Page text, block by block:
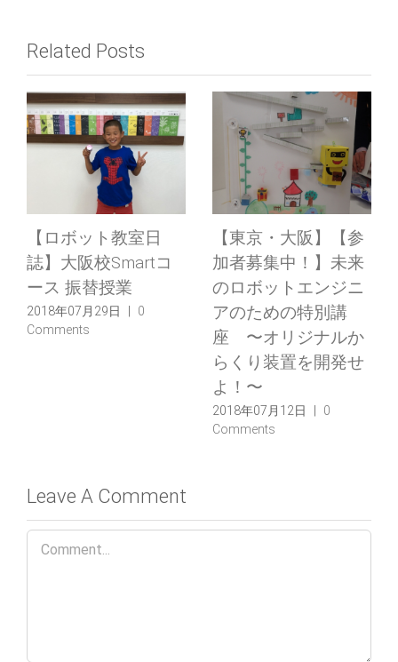
Related Posts
【ロボット教室日
誌】大阪校Smartコ
ース 振替授業
2018年07月29日
0
Comments
【東京・大阪】【参
加者募集中！】未来
のロボットエンジニ
アのための特別講
座 〜オリジナルか
らくり装置を開発せ
よ！〜
2018年07月12日
0
Comments
Leave A Comment
Comment